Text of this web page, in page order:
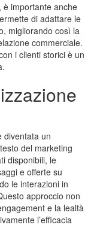
è importante anche
di adattare le
migliorando così la
commerciale.
i clienti storici è un
diventata un
del marketing
disponibili, le
e offerte su
le interazioni in
approccio non
e la lealtà
l’efficacia